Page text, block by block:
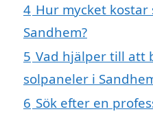
4 Hur mycket kostar
Sandhem?
5 Vad hjälper till att
solpaneler i
6 Sök efter en